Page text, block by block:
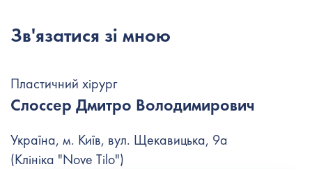
Зв'язатися зі мною
Пластичний хірург
Слоссер Дмитро Володимирович
Україна, м. Київ, вул. Щекавицька, 9а
(Клініка "Nove Tilo")